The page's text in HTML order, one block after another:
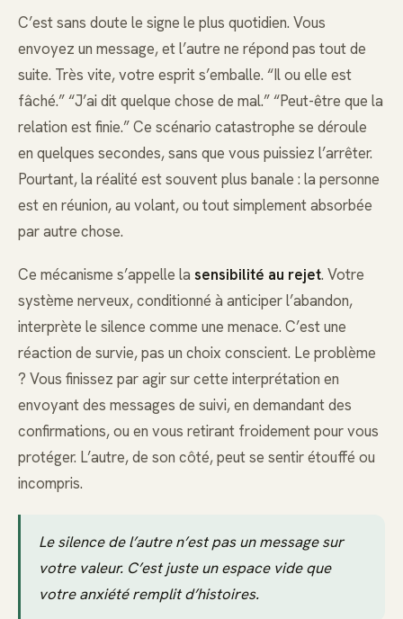
C’est sans doute le signe le plus quotidien. Vous
envoyez un message, et l’autre ne répond pas tout de
suite. Très vite, votre esprit s’emballe. “Il ou elle est
fâché.” “J’ai dit quelque chose de mal.” “Peut-être que la
relation est finie.” Ce scénario catastrophe se déroule
en quelques secondes, sans que vous puissiez l’arrêter.
Pourtant, la réalité est souvent plus banale : la personne
est en réunion, au volant, ou tout simplement absorbée
par autre chose.
Ce mécanisme s’appelle la sensibilité au rejet. Votre
système nerveux, conditionné à anticiper l’abandon,
interprète le silence comme une menace. C’est une
réaction de survie, pas un choix conscient. Le problème
? Vous finissez par agir sur cette interprétation en
envoyant des messages de suivi, en demandant des
confirmations, ou en vous retirant froidement pour vous
protéger. L’autre, de son côté, peut se sentir étouffé ou
incompris.
Le silence de l’autre n’est pas un message sur
votre valeur. C’est juste un espace vide que
votre anxiété remplit d’histoires.